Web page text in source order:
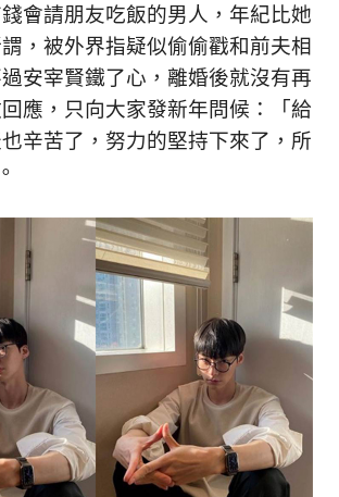
會請朋友吃飯的男人，年紀比她
，被外界指疑似偷偷戳和前夫相
安宰賢鐵了心，離婚後就沒有再
應，只向大家發新年問候：「給
辛苦了，努力的堅持下來了，所